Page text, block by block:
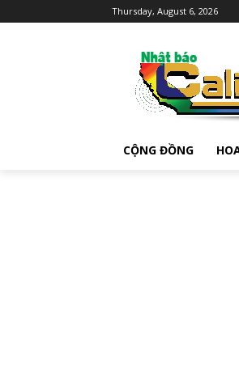
Thursday, August 6, 2026
CỘNG ĐỒNG